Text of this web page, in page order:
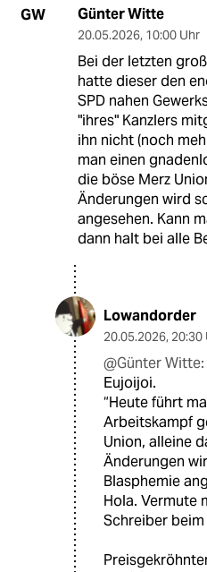
GW Günter Witte
20.05.2026, 10:00 Uhr
Bei der letzten
hatte dieser den
SPD nahen
"ihres" Kanzlers
ihn nicht (noch
man einen
die böse Merz
Änderungen wird
angesehen. Kann
dann halt bei alle
Lowandorder
20.05.2026, 20:30
@Günter Witte:
Eujoijoi.
“Heute führt
Arbeitskampf
Union, alleine
Änderungen
Blasphemie
Hola. Vermute
Schreiber beim